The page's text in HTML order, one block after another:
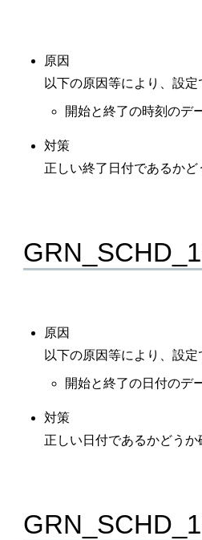
原因
以下の原因等により、設定
開始と終了の時刻のデ
対策
正しい終了日付であるかど
原因
以下の原因等により、設定
開始と終了の日付のデ
対策
正しい日付であるかどうか